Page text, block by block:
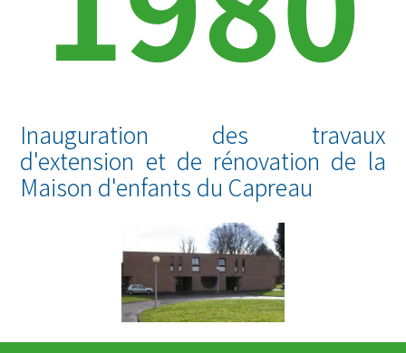
Inauguration des travaux
d'extension et de rénovation de la
Maison d'enfants du Capreau